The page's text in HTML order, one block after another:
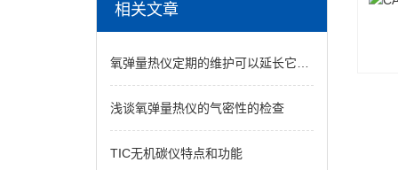
相关文章
氧弹量热仪定期的维护可以延长它的使用时间
浅谈氧弹量热仪的气密性的检查
TIC无机碳仪特点和功能